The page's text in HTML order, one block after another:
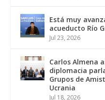
Está muy
acueducto Río
Jul 23, 2026
Carlos Almena
diplomacia
Grupos de
Ucrania
Jul 18, 2026